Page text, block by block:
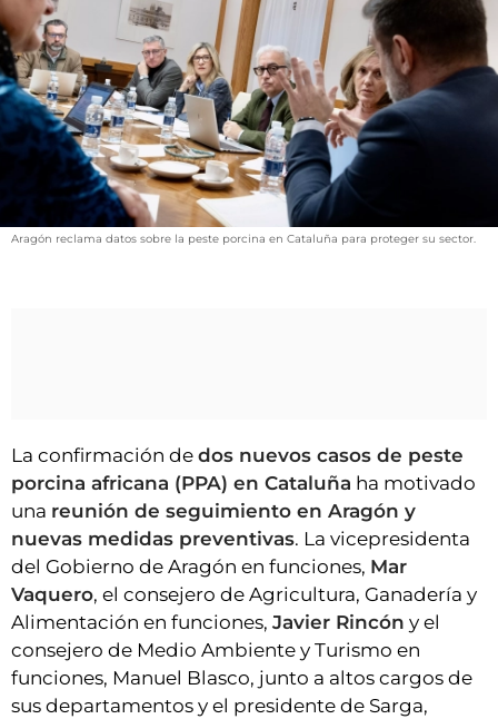
GALERÍAS
VÍDEOS
CONTACTAR
FIESTAS EN EL ALTO ARAGÓN
FIESTAS DE SAN LORENZO
AGENDA
INICIAR SESIÓN
Aragón reclama datos sobre la peste porcina en Cataluña para proteger su sector.
La confirmación de dos nuevos casos de peste
porcina africana (PPA) en Cataluña ha motivado
una reunión de seguimiento en Aragón y
nuevas medidas preventivas. La vicepresidenta
del Gobierno de Aragón en funciones, Mar
Vaquero, el consejero de Agricultura, Ganadería y
Alimentación en funciones, Javier Rincón y el
consejero de Medio Ambiente y Turismo en
funciones, Manuel Blasco, junto a altos cargos de
sus departamentos y el presidente de Sarga,